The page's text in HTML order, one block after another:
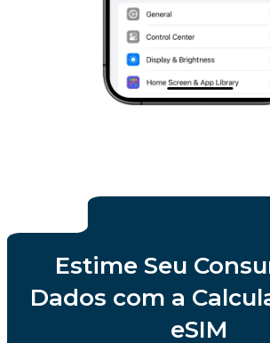
Estime Seu
Dados com a
eSIM